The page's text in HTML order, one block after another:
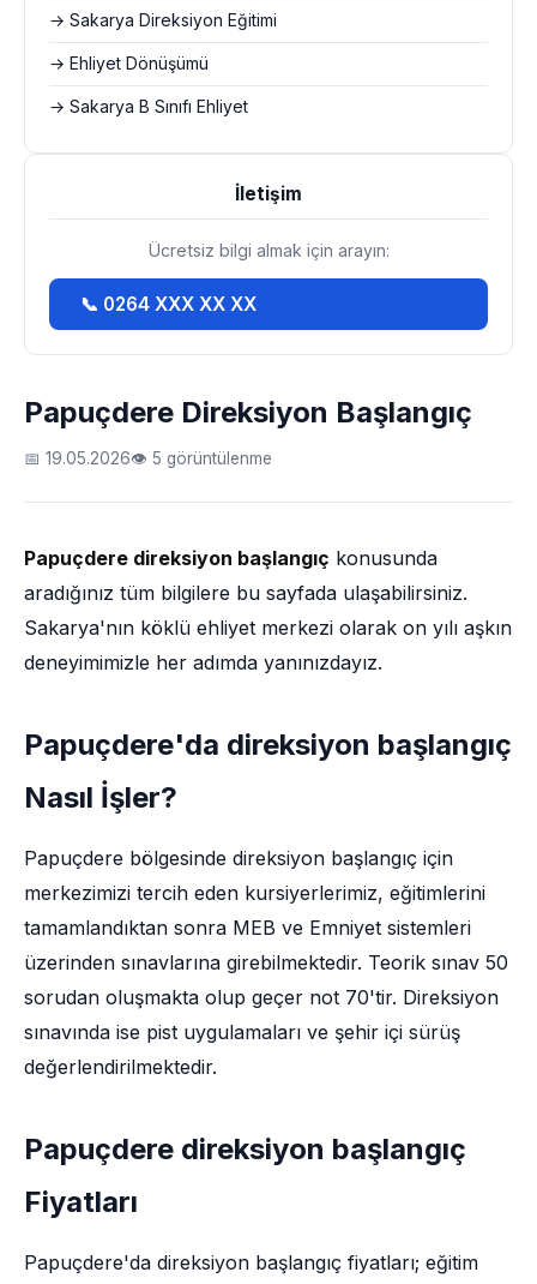
Papuçdere Direksiyon Başlangıç
📅 19.05.2026👁 5 görüntülenme
Papuçdere direksiyon başlangıç konusunda
aradığınız tüm bilgilere bu sayfada ulaşabilirsiniz.
Sakarya'nın köklü ehliyet merkezi olarak on yılı aşkın
deneyimimizle her adımda yanınızdayız.
Papuçdere'da direksiyon başlangıç
Nasıl İşler?
Papuçdere bölgesinde direksiyon başlangıç için
merkezimizi tercih eden kursiyerlerimiz, eğitimlerini
tamamlandıktan sonra MEB ve Emniyet sistemleri
üzerinden sınavlarına girebilmektedir. Teorik sınav 50
sorudan oluşmakta olup geçer not 70'tir. Direksiyon
sınavında ise pist uygulamaları ve şehir içi sürüş
değerlendirilmektedir.
Papuçdere direksiyon başlangıç
Fiyatları
Papuçdere'da direksiyon başlangıç fiyatları; eğitim
→ Sakarya Direksiyon Eğitimi
→ Ehliyet Dönüşümü
→ Sakarya B Sınıfı Ehliyet
İletişim
Ücretsiz bilgi almak için arayın:
📞 0264 XXX XX XX